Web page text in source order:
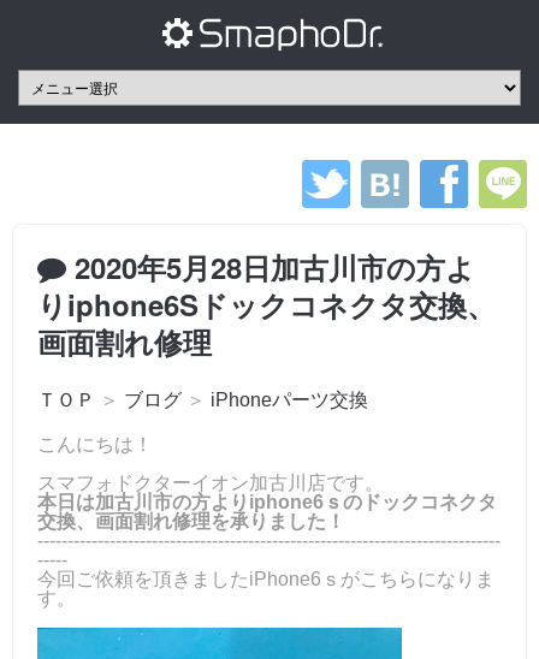
2020年5月28日加古川市の方よ
りiphone6Sドックコネクタ交換、
画面割れ修理
ＴＯＰ ＞ ブログ ＞ iPhoneパーツ交換
こんにちは！
スマフォドクターイオン加古川店です。
本日は加古川市の方よりiphone6ｓのドックコネクタ
交換、画面割れ修理を承りました！
-----------------------------------------------------------------------------
-----
今回ご依頼を頂きましたiPhone6ｓがこちらになりま
す。